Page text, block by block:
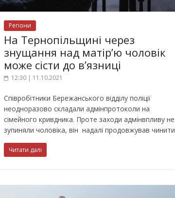
Регіони
На Тернопільщині через
знущання над матір’ю чоловік
може сісти до в’язниці
12:30 | 11.10.2021
Співробітники Бережанського відділу поліції
неодноразово складали адмінпротоколи на
сімейного кривдника. Проте заходи адмінвпливу не
зупиняли чоловіка, він надалі продовжував чинити
Читати далі